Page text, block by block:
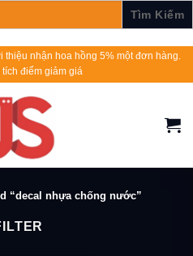
thiệu nhận hoa hồng 5% một đơn hàng.
điểm giảm giá
“decal nhựa chống nước”